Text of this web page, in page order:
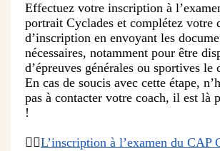
Effectuez votre inscription à
portrait Cyclades et complétez votre
d’inscription en envoyant les
nécessaires, notamment pour être
d’épreuves générales ou sportives le
En cas de soucis avec cette étape,
pas à contacter votre coach, il est là
!
👉🏻L’inscription à l’examen du CAP